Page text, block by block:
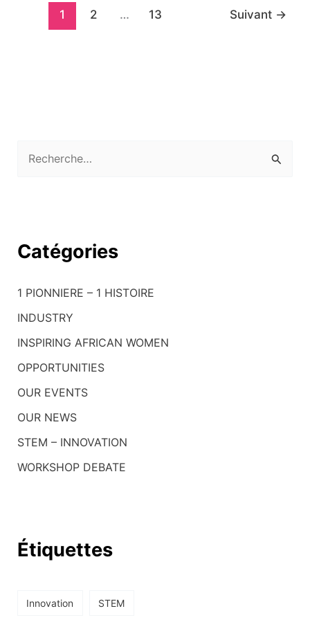
1 2 … 13 Suivant →
e
c
h
e
r
Catégories
1 PIONNIERE – 1 HISTOIRE
INDUSTRY
INSPIRING AFRICAN WOMEN
OPPORTUNITIES
OUR EVENTS
OUR NEWS
STEM – INNOVATION
WORKSHOP DEBATE
Étiquettes
Innovation STEM